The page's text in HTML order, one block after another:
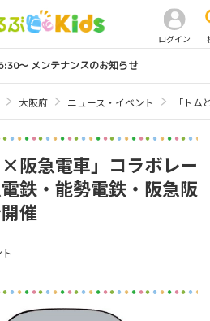
ログイン
～ メンテナンスのお知らせ
大阪府 ニュース・イベント 「ト
×阪急電車」コラボレー
鉄・能勢電鉄・阪急阪
催